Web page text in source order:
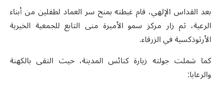
بعد القداس الإلهي، قام غبطته بمنح سر العماد لطفلين من أبناء
الرعية، ثم زار مركز سمو الأميرة منى التابع للجمعية الخيرية
الأرثوذكسية في الزرقاء.
كما شملت جولته زيارة كنائس المدينة، حيث التقى بالكهنة
والرعايا: